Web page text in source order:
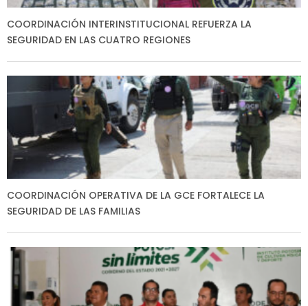
COORDINACIÓN INTERINSTITUCIONAL REFUERZA LA
SEGURIDAD EN LAS CUATRO REGIONES
COORDINACIÓN OPERATIVA DE LA GCE FORTALECE LA
SEGURIDAD DE LAS FAMILIAS